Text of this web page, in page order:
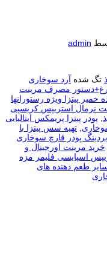
admin
تگ شده آرد سوخاری
مصرف مرینت
خمیر پیتزا ویژه رستورانها
نرمال استريپس کریسپی
, پودر پیتزا پریمکس ایتالیایی
, تهیه سس پیتزا با
پودر قارچ سوخاری
خرید مرینت اورجینال و
اسپایسی فلیمر مزه
طعم دهنده های